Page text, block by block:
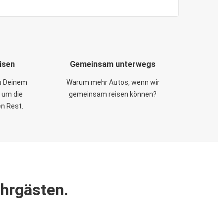
Deinem
die
Rest.
Gemeinsam unterwegs
Warum mehr Autos, wenn wir
gemeinsam reisen können?